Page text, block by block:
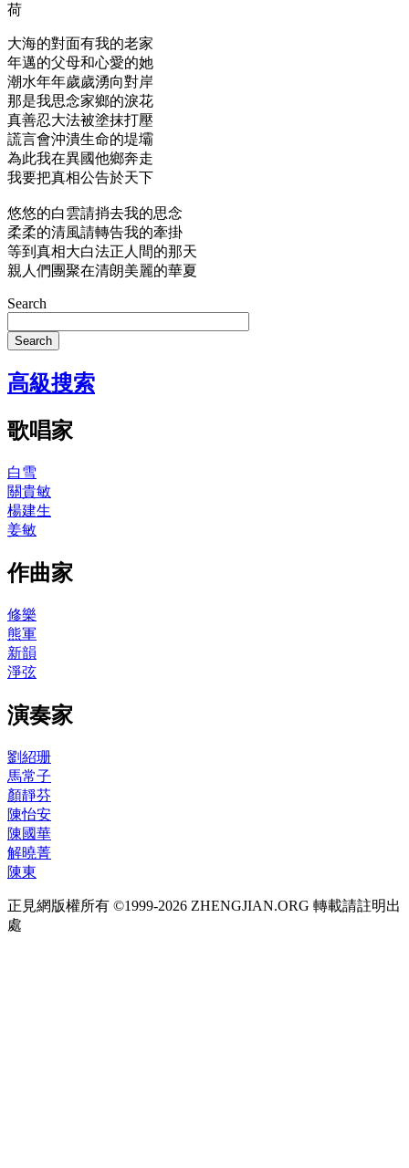
荷
大海的對面有我的老家
年邁的父母和心愛的她
潮水年年歲歲湧向對岸
那是我思念家鄉的淚花
真善忍大法被塗抹打壓
謊言會沖潰生命的堤壩
為此我在異國他鄉奔走
我要把真相公告於天下
悠悠的白雲請捎去我的思念
柔柔的清風請轉告我的牽掛
等到真相大白法正人間的那天
親人們團聚在清朗美麗的華夏
Search
Search
高級搜索
歌唱家
白雪
關貴敏
楊建生
姜敏
作曲家
修樂
熊軍
新韻
淨弦
演奏家
劉紹珊
馬常子
顏靜芬
陳怡安
陳國華
解曉菁
陳東
正見網版權所有 ©1999-2026 ZHENGJIAN.ORG 轉載請註明出
處